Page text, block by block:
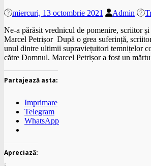
miercuri, 13 octombrie 2021 Admin
Ne-a părăsit vrednicul de pomenire, scriitor
Marcel Petrișor După o grea suferință,
unul dintre ultimii supraviețuitori temnițelor
către Domnul. Marcel Petrișor a fost un
Partajează asta:
Imprimare
Telegram
WhatsApp
Apreciază: